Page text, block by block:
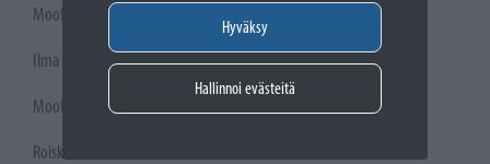
Hyväksy
Hallinnoi evästeitä
Moottorin jäähdytys
Ilma
Moottorin voiteluperiaate
Roiskevoitelu